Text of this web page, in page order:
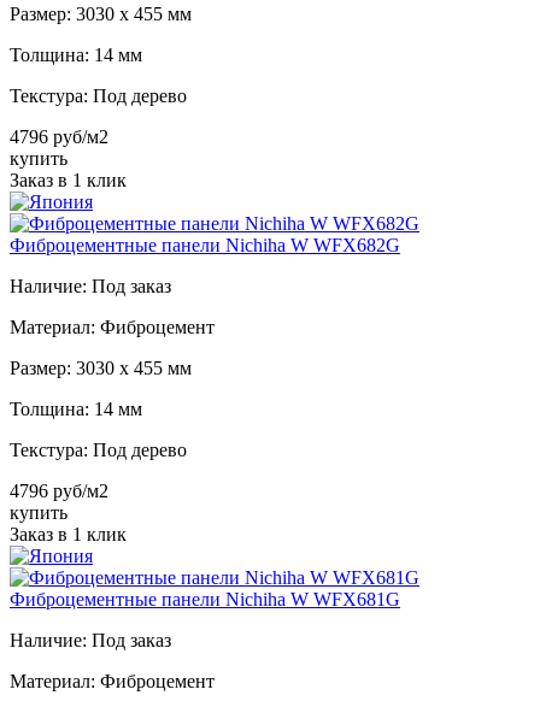
Размер: 3030 х 455 мм
Толщина: 14 мм
Текстура: Под дерево
4796 руб/м2
купить
Заказ в 1 клик
Фиброцементные панели Nichiha W WFX682G
Наличие: Под заказ
Материал: Фиброцемент
Размер: 3030 х 455 мм
Толщина: 14 мм
Текстура: Под дерево
4796 руб/м2
купить
Заказ в 1 клик
Фиброцементные панели Nichiha W WFX681G
Наличие: Под заказ
Материал: Фиброцемент